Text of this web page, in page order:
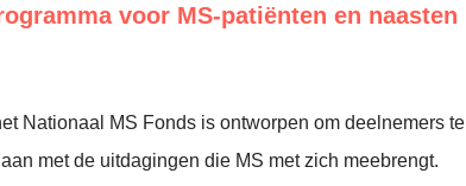
voor MS-patiënten en naasten
Nationaal MS Fonds is ontworpen om deelnemers te
met de uitdagingen die MS met zich meebrengt.